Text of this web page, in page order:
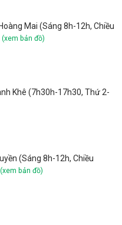
Mai (Sáng 8h-12h, Chiều
(xem bản đồ)
Khê (7h30h-17h30, Thứ 2-
(Sáng 8h-12h, Chiều
(xem bản đồ)